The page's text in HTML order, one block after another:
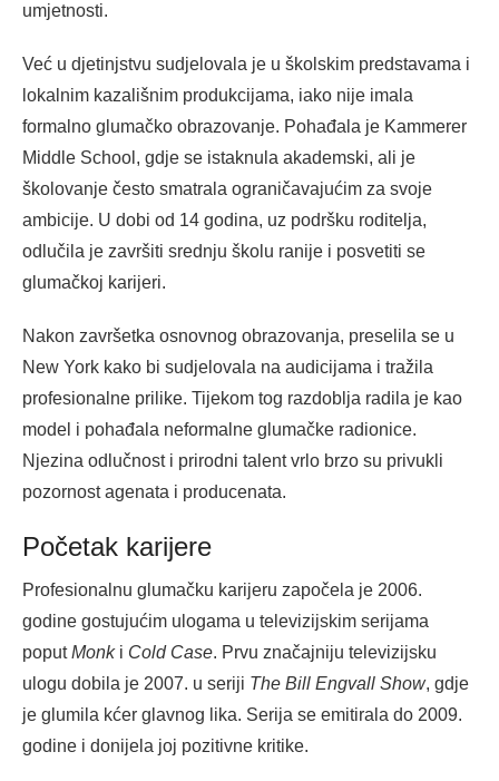
umjetnosti.
Već u djetinjstvu sudjelovala je u školskim predstavama i
lokalnim kazališnim produkcijama, iako nije imala
formalno glumačko obrazovanje. Pohađala je Kammerer
Middle School, gdje se istaknula akademski, ali je
školovanje često smatrala ograničavajućim za svoje
ambicije. U dobi od 14 godina, uz podršku roditelja,
odlučila je završiti srednju školu ranije i posvetiti se
glumačkoj karijeri.
Nakon završetka osnovnog obrazovanja, preselila se u
New York kako bi sudjelovala na audicijama i tražila
profesionalne prilike. Tijekom tog razdoblja radila je kao
model i pohađala neformalne glumačke radionice.
Njezina odlučnost i prirodni talent vrlo brzo su privukli
pozornost agenata i producenata.
Početak karijere
Profesionalnu glumačku karijeru započela je 2006.
godine gostujućim ulogama u televizijskim serijama
poputMonki Cold Case. Prvu značajniju televizijsku
ulogu dobila je 2007. u seriji The Bill Engvall Show, gdje
je glumila kćer glavnog lika. Serija se emitirala do 2009.
godine i donijela joj pozitivne kritike.